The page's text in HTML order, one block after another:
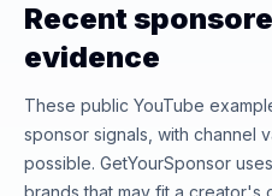
Recent
evidence
These public YouTube
sponsor signals, with channel
possible. GetYourSponsor
brands that may fit a creator's